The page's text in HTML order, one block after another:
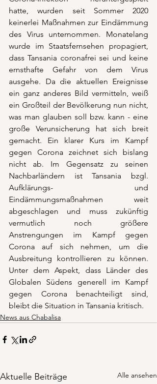
hatte, wurden seit Sommer 2020
keinerlei Maßnahmen zur Eindämmung
des Virus unternommen. Monatelang
wurde im Staatsfernsehen propagiert,
dass Tansania coronafrei sei und keine
ernsthafte Gefahr von dem Virus
ausgehe. Da die aktuellen Ereignisse
ein ganz anderes Bild vermitteln, weiß
ein Großteil der Bevölkerung nun nicht,
was man glauben soll bzw. kann - eine
große Verunsicherung hat sich breit
gemacht. Ein klarer Kurs im Kampf
gegen Corona zeichnet sich bislang
nicht ab. Im Gegensatz zu seinen
Nachbarländern ist Tansania bzgl.
Aufklärungs- und
Eindämmungsmaßnahmen weit
abgeschlagen und muss zukünftig
vermutlich noch größere
Anstrengungen im Kampf gegen
Corona auf sich nehmen, um die
Ausbreitung kontrollieren zu können.
Unter dem Aspekt, dass Länder des
Globalen Südens generell im Kampf
gegen Corona benachteiligt sind,
bleibt die Situation in Tansania kritisch.
News aus Chabalisa
Aktuelle Beiträge Alle ansehen